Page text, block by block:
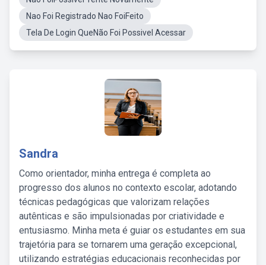
Nao Foi Registrado Nao FoiFeito
Tela De Login QueNão Foi Possivel Acessar
Sandra
Como orientador, minha entrega é completa ao
progresso dos alunos no contexto escolar, adotando
técnicas pedagógicas que valorizam relações
autênticas e são impulsionadas por criatividade e
entusiasmo. Minha meta é guiar os estudantes em sua
trajetória para se tornarem uma geração excepcional,
utilizando estratégias educacionais reconhecidas por